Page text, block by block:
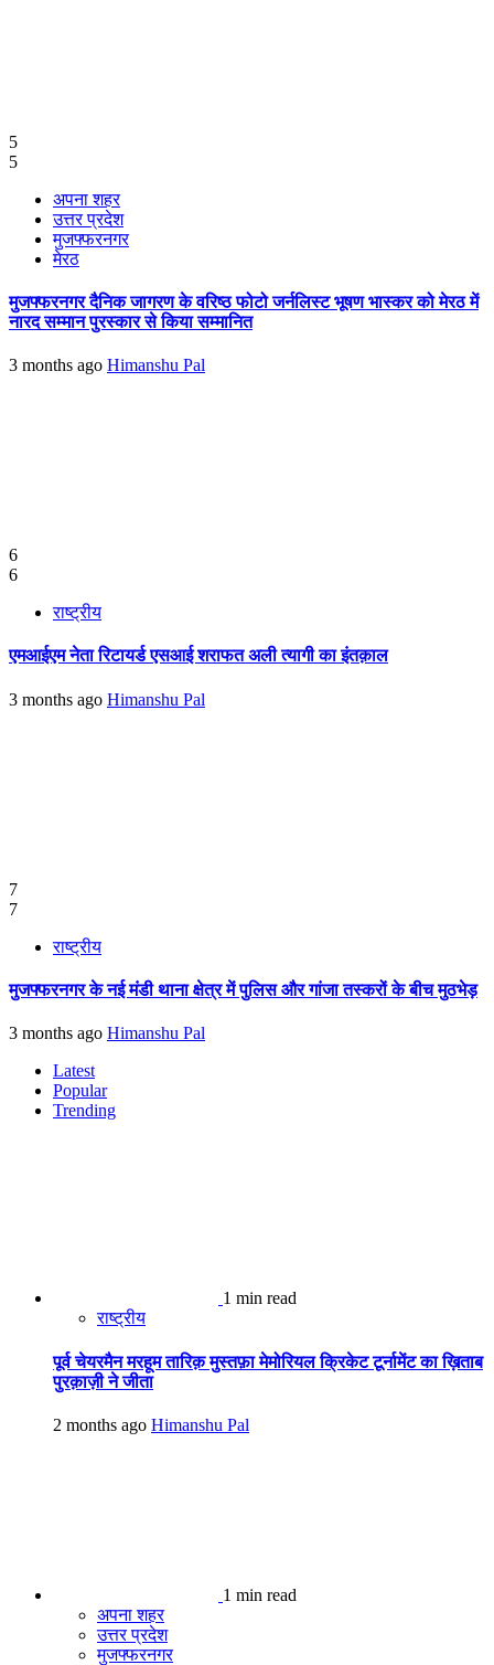
5
5
अपना शहर
उत्तर प्रदेश
मुजफ्फरनगर
मेरठ
मुजफ्फरनगर दैनिक जागरण के वरिष्ठ फोटो जर्नलिस्ट भूषण भास्कर को मेरठ में
नारद सम्मान पुरस्कार से किया सम्मानित
3 months ago Himanshu Pal
6
6
राष्ट्रीय
एमआईएम नेता रिटायर्ड एसआई शराफत अली त्यागी का इंतक़ाल
3 months ago Himanshu Pal
7
7
राष्ट्रीय
मुजफ्फरनगर के नई मंडी थाना क्षेत्र में पुलिस और गांजा तस्करों के बीच मुठभेड़
3 months ago Himanshu Pal
Latest
Popular
Trending
1 min read
राष्ट्रीय
पूर्व चेयरमैन मरहूम तारिक़ मुस्तफ़ा मेमोरियल क्रिकेट टूर्नामेंट का ख़िताब
पुरक़ाज़ी ने जीता
2 months ago Himanshu Pal
1 min read
अपना शहर
उत्तर प्रदेश
मुजफ्फरनगर